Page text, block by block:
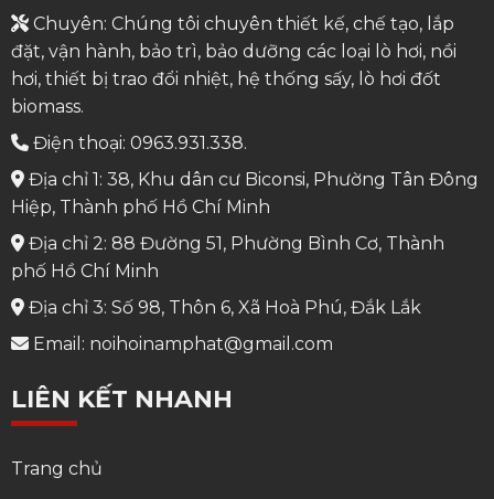
Chuyên: Chúng tôi chuyên thiết kế, chế tạo, lắp
đặt, vận hành, bảo trì, bảo dưỡng các loại lò hơi, nồi
hơi, thiết bị trao đổi nhiệt, hệ thống sấy, lò hơi đốt
biomass.
Điện thoại: 0963.931.338.
Địa chỉ 1: 38, Khu dân cư Biconsi, Phường Tân Đông
Hiệp, Thành phố Hồ Chí Minh
Địa chỉ 2: 88 Đường 51, Phường Bình Cơ, Thành
phố Hồ Chí Minh
Địa chỉ 3: Số 98, Thôn 6, Xã Hoà Phú, Đắk Lắk
Email: noihoinamphat@gmail.com
LIÊN KẾT NHANH
Trang chủ